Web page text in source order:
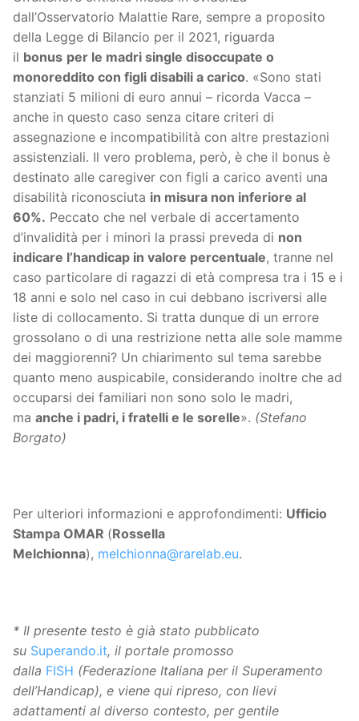
dall’Osservatorio Malattie Rare, sempre a proposito
della Legge di Bilancio per il 2021, riguarda
il bonus per le madri single disoccupate o
monoreddito con figli disabili a carico. «Sono stati
stanziati 5 milioni di euro annui – ricorda Vacca –
anche in questo caso senza citare criteri di
assegnazione e incompatibilità con altre prestazioni
assistenziali. Il vero problema, però, è che il bonus è
destinato alle caregiver con figli a carico aventi una
disabilità riconosciuta in misura non inferiore al
60%. Peccato che nel verbale di accertamento
d’invalidità per i minori la prassi preveda di non
indicare l’handicap in valore percentuale, tranne nel
caso particolare di ragazzi di età compresa tra i 15 e i
18 anni e solo nel caso in cui debbano iscriversi alle
liste di collocamento. Si tratta dunque di un errore
grossolano o di una restrizione netta alle sole mamme
dei maggiorenni? Un chiarimento sul tema sarebbe
quanto meno auspicabile, considerando inoltre che ad
occuparsi dei familiari non sono solo le madri,
ma anche i padri, i fratelli e le sorelle». (Stefano
Borgato)
Per ulteriori informazioni e approfondimenti: Ufficio
Stampa OMAR (Rossella
Melchionna), melchionna@rarelab.eu.
* Il presente testo è già stato pubblicato
su Superando.it, il portale promosso
dalla FISH (Federazione Italiana per il Superamento
dell’Handicap), e viene qui ripreso, con lievi
adattamenti al diverso contesto, per gentile